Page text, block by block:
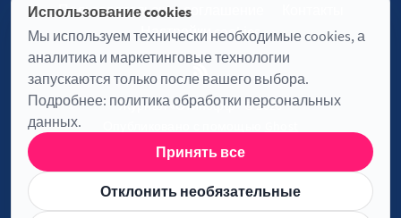
Использование cookies
Мы используем технически необходимые cookies, а
аналитика и маркетинговые технологии
запускаются только после вашего выбора.
Подробнее: политика обработки персональных
данных.
Принять все
Отклонить необязательные
Пользовательское соглашение
Настройки cookies
Журнал «Отинофф» © 2026
Информация о лицензии JavaScript